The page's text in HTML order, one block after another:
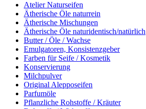
Atelier Naturseifen
Ätherische Öle naturrein
Ätherische Mischungen
Ätherische Öle naturidentisch/natürlich
Butter / Öle / Wachse
Emulgatoren, Konsistenzgeber
Farben für Seife / Kosmetik
Konservierung
Milchpulver
Original Alepposeifen
Parfumöle
Pflanzliche Rohstoffe / Kräuter